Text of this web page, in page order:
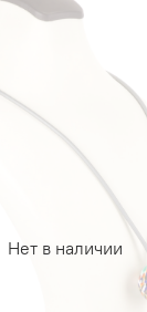
Нет в наличии